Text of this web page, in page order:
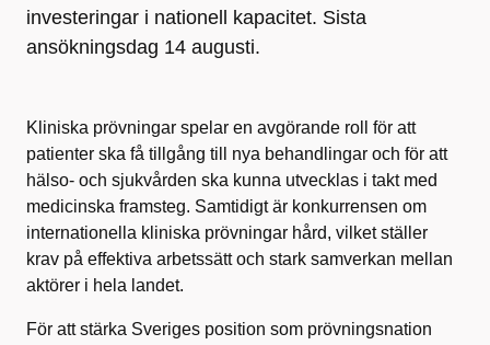
investeringar i nationell kapacitet. Sista
ansökningsdag 14 augusti.
Kliniska prövningar spelar en avgörande roll för att
patienter ska få tillgång till nya behandlingar och för att
hälso- och sjukvården ska kunna utvecklas i takt med
medicinska framsteg. Samtidigt är konkurrensen om
internationella kliniska prövningar hård, vilket ställer
krav på effektiva arbetssätt och stark samverkan mellan
aktörer i hela landet.
För att stärka Sveriges position som prövningsnation